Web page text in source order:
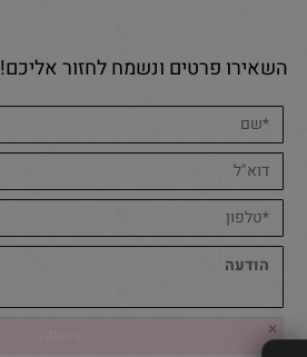
השאירו פרטים ונשמח לחזור אליכם!
✕